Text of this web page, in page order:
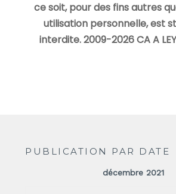
ce soit, pour des fins autres
utilisation personnelle, est
interdite. 2009-2026 CA A
PUBLICATION PAR DATE
décembre 2021